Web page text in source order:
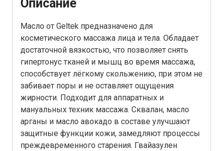
Описание
Масло от Geltek предназначено для
косметического массажа лица и тела. Обладает
достаточной вязкостью, что позволяет снять
гипертонус тканей и мышц во время массажа,
способствует лёгкому скольжению, при этом не
забивает поры и не оставляет ощущения
жирности. Подходит для аппаратных и
мануальных техник массажа. Сквалан, масло
арганы и масло авокадо в составе улучшают
защитные функции кожи, замедляют процессы
преждевременного старения. Гвайазулен